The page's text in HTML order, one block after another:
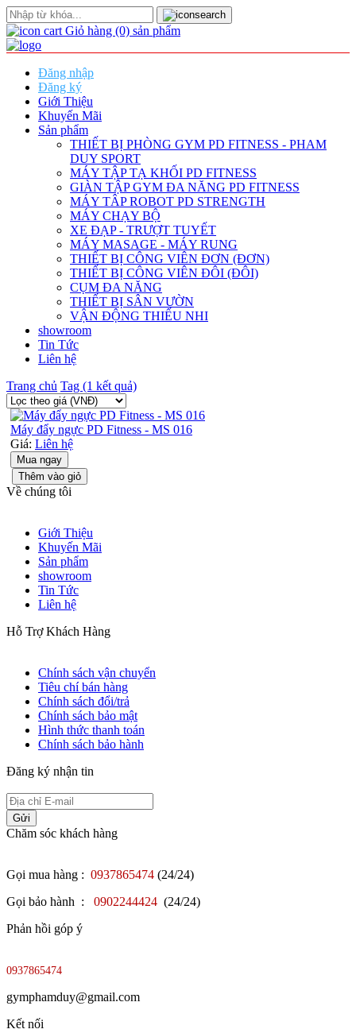
Giỏ hàng (0) sản phẩm
Đăng nhập
Đăng ký
Giới Thiệu
Khuyến Mãi
Sản phẩm
THIẾT BỊ PHÒNG GYM PD FITNESS - PHAM
DUY SPORT
MÁY TẬP TẠ KHỐI PD FITNESS
GIÀN TẬP GYM ĐA NĂNG PD FITNESS
MÁY TÂP ROBOT PD STRENGTH
MÁY CHẠY BỘ
XE ĐẠP - TRƯỢT TUYẾT
MÁY MASAGE - MÁY RUNG
THIẾT BỊ CÔNG VIÊN ĐƠN (ĐƠN)
THIẾT BỊ CÔNG VIÊN ĐÔI (ĐÔI)
CỤM ĐA NĂNG
THIẾT BỊ SÂN VƯỜN
VẬN ĐỘNG THIẾU NHI
showroom
Tin Tức
Liên hệ
Trang chủ Tag (1 kết quả)
Máy đẩy ngực PD Fitness - MS 016
Giá: Liên hệ
Mua ngay
Thêm vào giỏ
Về chúng tôi
Giới Thiệu
Khuyến Mãi
Sản phẩm
showroom
Tin Tức
Liên hệ
Hỗ Trợ Khách Hàng
Chính sách vận chuyển
Tiêu chí bán hàng
Chính sách đổi/trả
Chính sách bảo mật
Hình thức thanh toán
Chính sách bảo hành
Đăng ký nhận tin
Gửi
Chăm sóc khách hàng
Gọi mua hàng : 0937865474 (24/24)
Gọi bảo hành :
0902244424 (24/24)
Phản hồi góp ý
0937865474
gymphamduy@gmail.com
Kết nối